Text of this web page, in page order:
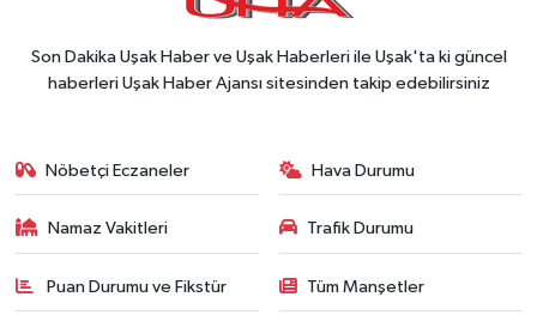
Son Dakika Uşak Haber ve Uşak Haberleri ile Uşak'ta ki güncel
haberleri Uşak Haber Ajansı sitesinden takip edebilirsiniz
Nöbetçi Eczaneler Hava Durumu
Namaz Vakitleri Trafik Durumu
Puan Durumu ve Fikstür Tüm Manşetler